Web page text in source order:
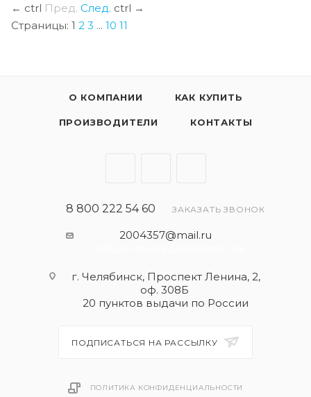
← ctrl Пред. След. ctrl →
Страницы: 1 2 3 ... 10 11
О КОМПАНИИ КАК КУПИТЬ
ПРОИЗВОДИТЕЛИ КОНТАКТЫ
8 800 222 54 60 ЗАКАЗАТЬ ЗВОНОК
2004357@mail.ru
г. Челябинск, Проспект Ленина, 2,
оф. 308Б
20 пунктов выдачи по России
ПОДПИСАТЬСЯ НА РАССЫЛКУ
ПОЛИТИКА КОНФИДЕНЦИАЛЬНОСТИ